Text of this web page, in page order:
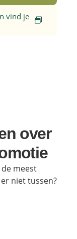
vind je
over
meest
niet tussen?